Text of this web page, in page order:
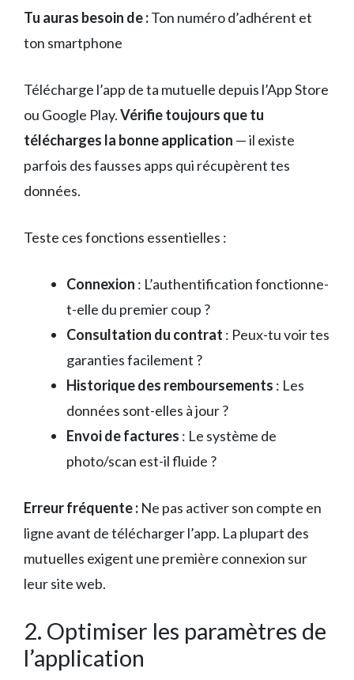
Tu auras besoin de :Ton numéro d’adhérent et
ton smartphone
Télécharge l’app de ta mutuelle depuis l’App Store
ou Google Play.Vérifie toujours que tu
télécharges la bonne application — il existe
parfois des fausses apps qui récupèrent tes
données.
Teste ces fonctions essentielles :
Connexion : L’authentification fonctionne-
t-elle du premier coup ?
Consultation du contrat : Peux-tu voir tes
garanties facilement ?
Historique des remboursements : Les
données sont-elles à jour ?
Envoi de factures : Le système de
photo/scan est-il fluide ?
Erreur fréquente : Ne pas activer son compte en
ligne avant de télécharger l’app. La plupart des
mutuelles exigent une première connexion sur
leur site web.
2. Optimiser les paramètres de
l’application